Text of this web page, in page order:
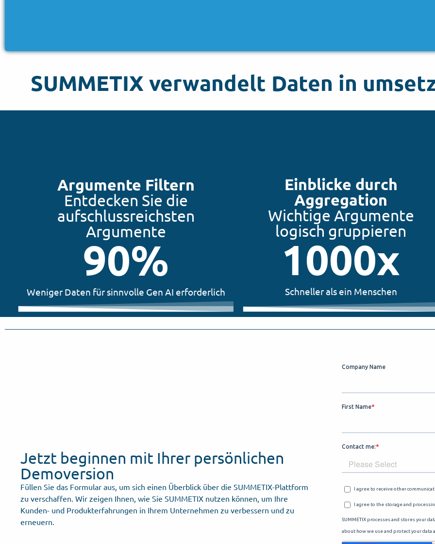
SUMMETIX verwandelt Daten in
Argumente Filtern
Entdecken Sie die
aufschlussreichsten
Argumente
Weniger Daten für sinnvolle Gen AI erforderlich
90%
Einblicke durch
Aggregation
Wichtige Argumente
logisch gruppieren
Schneller als ein Menschen
1000x
Jetzt beginnen mit Ihrer persönlichen
Demoversion
Füllen Sie das Formular aus, um sich einen Überblick über die SUMMETIX-Plattform
zu verschaffen. Wir zeigen Ihnen, wie Sie SUMMETIX nutzen können, um Ihre
Kunden- und Produkterfahrungen in Ihrem Unternehmen zu verbessern und zu
erneuern.